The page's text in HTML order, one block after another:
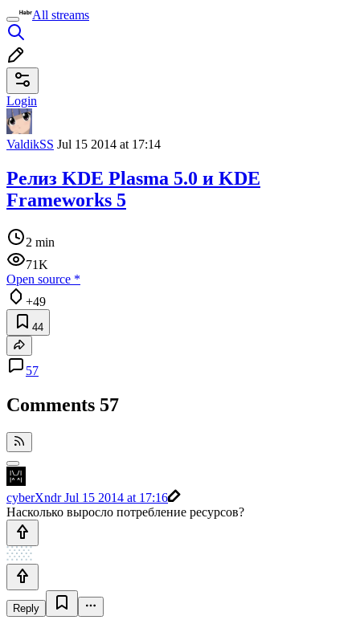
All streams
Login
ValdikSS Jul 15 2014 at 17:14
Релиз KDE Plasma 5.0 и KDE
Frameworks 5
2 min
71K
Open source *
+49
44
57
Comments 57
cyberXndrJul 15 2014 at 17:16
Насколько выросло потребление ресурсов?
Reply